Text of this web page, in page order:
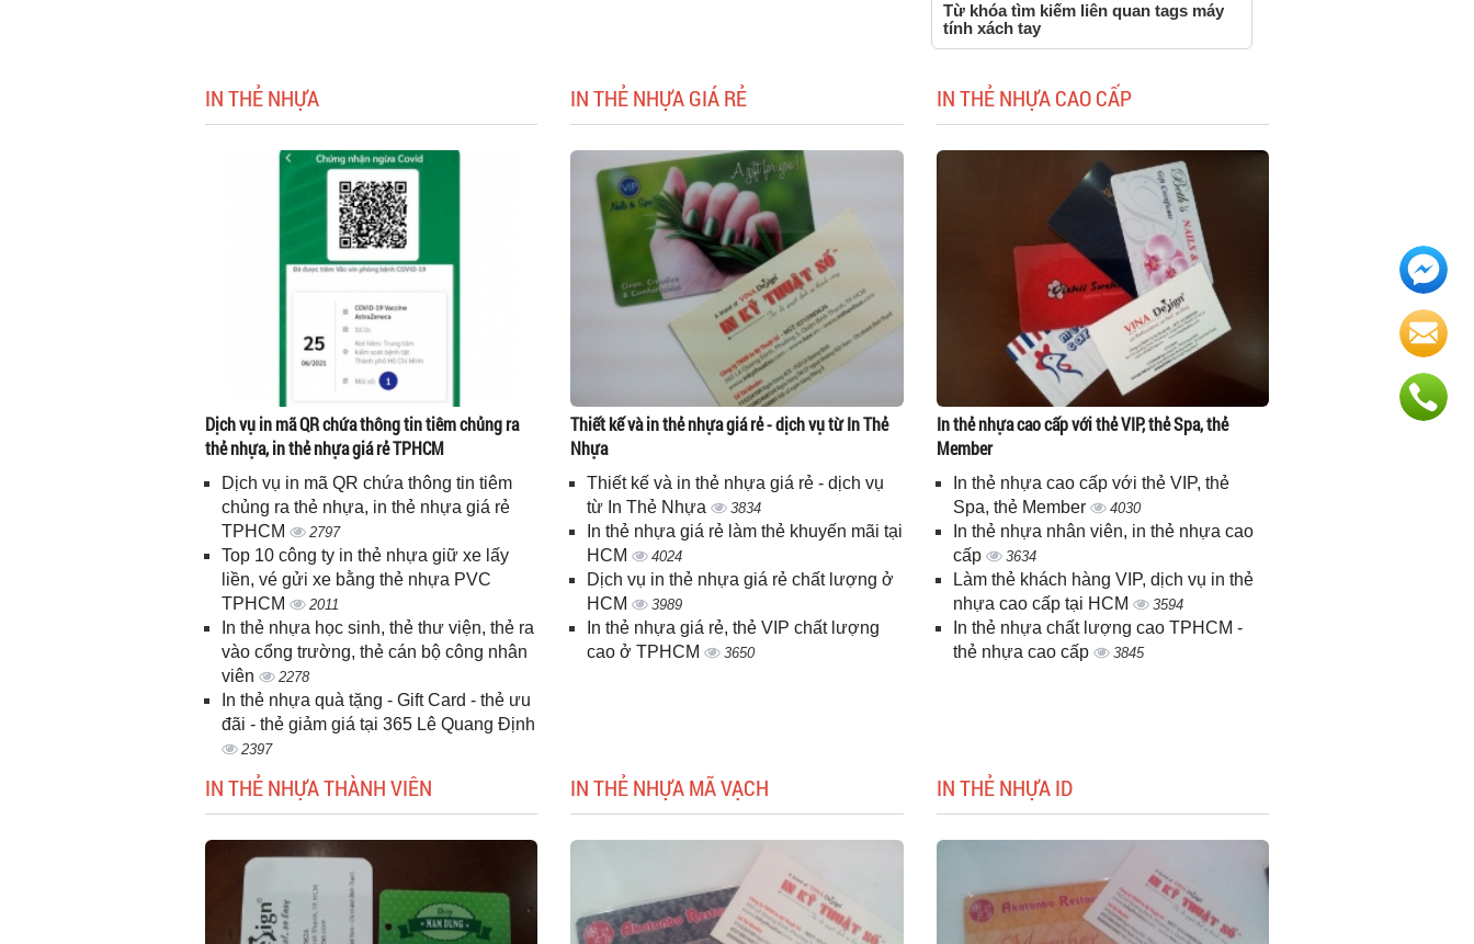
Từ khóa tìm kiếm liên quan tags máy
tính xách tay
IN THẺ NHỰA
Dịch vụ in mã QR chứa thông tin tiêm chủng ra
thẻ nhựa, in thẻ nhựa giá rẻ TPHCM
Dịch vụ in mã QR chứa thông tin tiêm
chủng ra thẻ nhựa, in thẻ nhựa giá rẻ
TPHCM
2797
Top 10 công ty in thẻ nhựa giữ xe lấy
liền, vé gửi xe bằng thẻ nhựa PVC
TPHCM
2011
In thẻ nhựa học sinh, thẻ thư viện, thẻ ra
vào cổng trường, thẻ cán bộ công nhân
viên
2278
In thẻ nhựa quà tặng - Gift Card - thẻ ưu
đãi - thẻ giảm giá tại 365 Lê Quang Định
2397
IN THẺ NHỰA GIÁ RẺ
Thiết kế và in thẻ nhựa giá rẻ - dịch vụ từ In Thẻ
Nhựa
Thiết kế và in thẻ nhựa giá rẻ - dịch vụ
từ In Thẻ Nhựa
3834
In thẻ nhựa giá rẻ làm thẻ khuyến mãi tại
HCM
4024
Dịch vụ in thẻ nhựa giá rẻ chất lượng ở
HCM
3989
In thẻ nhựa giá rẻ, thẻ VIP chất lượng
cao ở TPHCM
3650
IN THẺ NHỰA CAO CẤP
In thẻ nhựa cao cấp với thẻ VIP, thẻ Spa, thẻ
Member
In thẻ nhựa cao cấp với thẻ VIP, thẻ
Spa, thẻ Member
4030
In thẻ nhựa nhân viên, in thẻ nhựa cao
cấp
3634
Làm thẻ khách hàng VIP, dịch vụ in thẻ
nhựa cao cấp tại HCM
3594
In thẻ nhựa chất lượng cao TPHCM -
thẻ nhựa cao cấp
3845
IN THẺ NHỰA THÀNH VIÊN IN THẺ NHỰA MÃ VẠCH IN THẺ NHỰA ID